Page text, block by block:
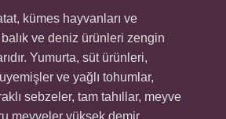
kümes hayvanları ve
ve deniz ürünleri zengin
Yumurta, süt ürünleri,
ve yağlı tohumlar,
sebzeler, tam tahıllar, meyve
meyveler yüksek demir